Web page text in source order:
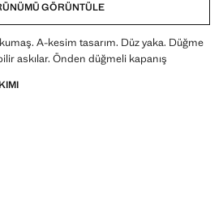
GÖRÜNTÜLE
A-kesim tasarım. Düz yaka. Düğme
askılar. Önden düğmeli kapanış
hakkında sorular sorun